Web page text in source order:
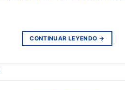
CONTINUAR LEYENDO →